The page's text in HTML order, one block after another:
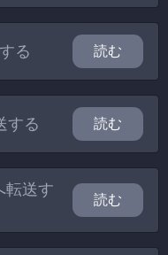
る 読む
する 読む
転送す
読む